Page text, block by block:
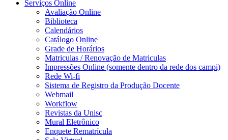
Serviços Online
Avaliação Online
Biblioteca
Calendários
Catálogo Online
Grade de Horários
Matriculas / Renovação de Matriculas
Impressões Online (somente dentro da rede dos campi)
Rede Wi-fi
Sistema de Registro da Produção Docente
Webmail
Workflow
Revistas da Unisc
Mural Eletrônico
Enquete Rematrícula